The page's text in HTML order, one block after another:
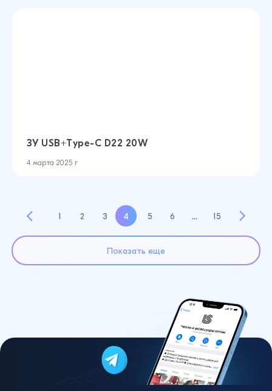
ЗУ USB+Type-C D22 20W
4 марта 2025 г
Показать еще
1 2 3 4 5 6 … 15